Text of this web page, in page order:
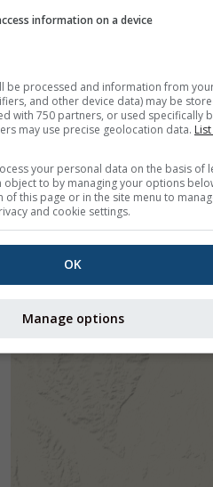
information on a device
be processed and information from
and other device data) may be
with 750 partners, or used specifically
may use precise geolocation data.
your personal data on the basis of
object to by managing your options
this page or in the site menu to
and cookie settings.
OK
Manage options